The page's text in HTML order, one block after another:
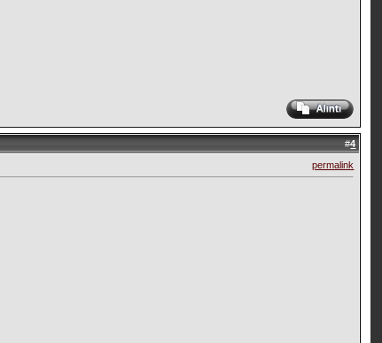
#4
permalink